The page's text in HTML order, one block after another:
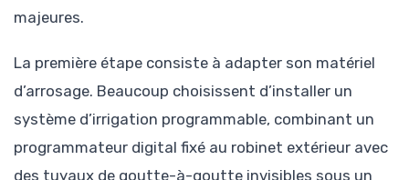
majeures.
La première étape consiste à adapter son matériel
d’arrosage. Beaucoup choisissent d’installer un
système d’irrigation programmable, combinant un
programmateur digital fixé au robinet extérieur avec
des tuyaux de goutte-à-goutte invisibles sous un